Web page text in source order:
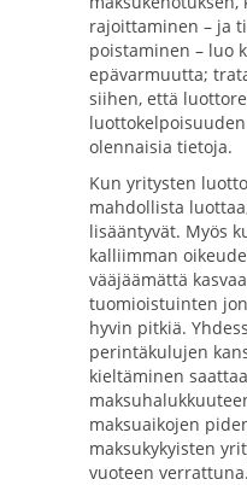
rajoittaminen – ja
poistaminen – luo
epävarmuutta;
siihen, että
olennaisia tietoja.
Kun yritysten
mahdollista
lisääntyvät. Myös
kalliimman
vääjäämättä
tuomioistuinten
hyvin pitkiä.
perintäkulujen
kieltäminen
maksuaikojen
maksukykyisten
vuoteen verrattuna.